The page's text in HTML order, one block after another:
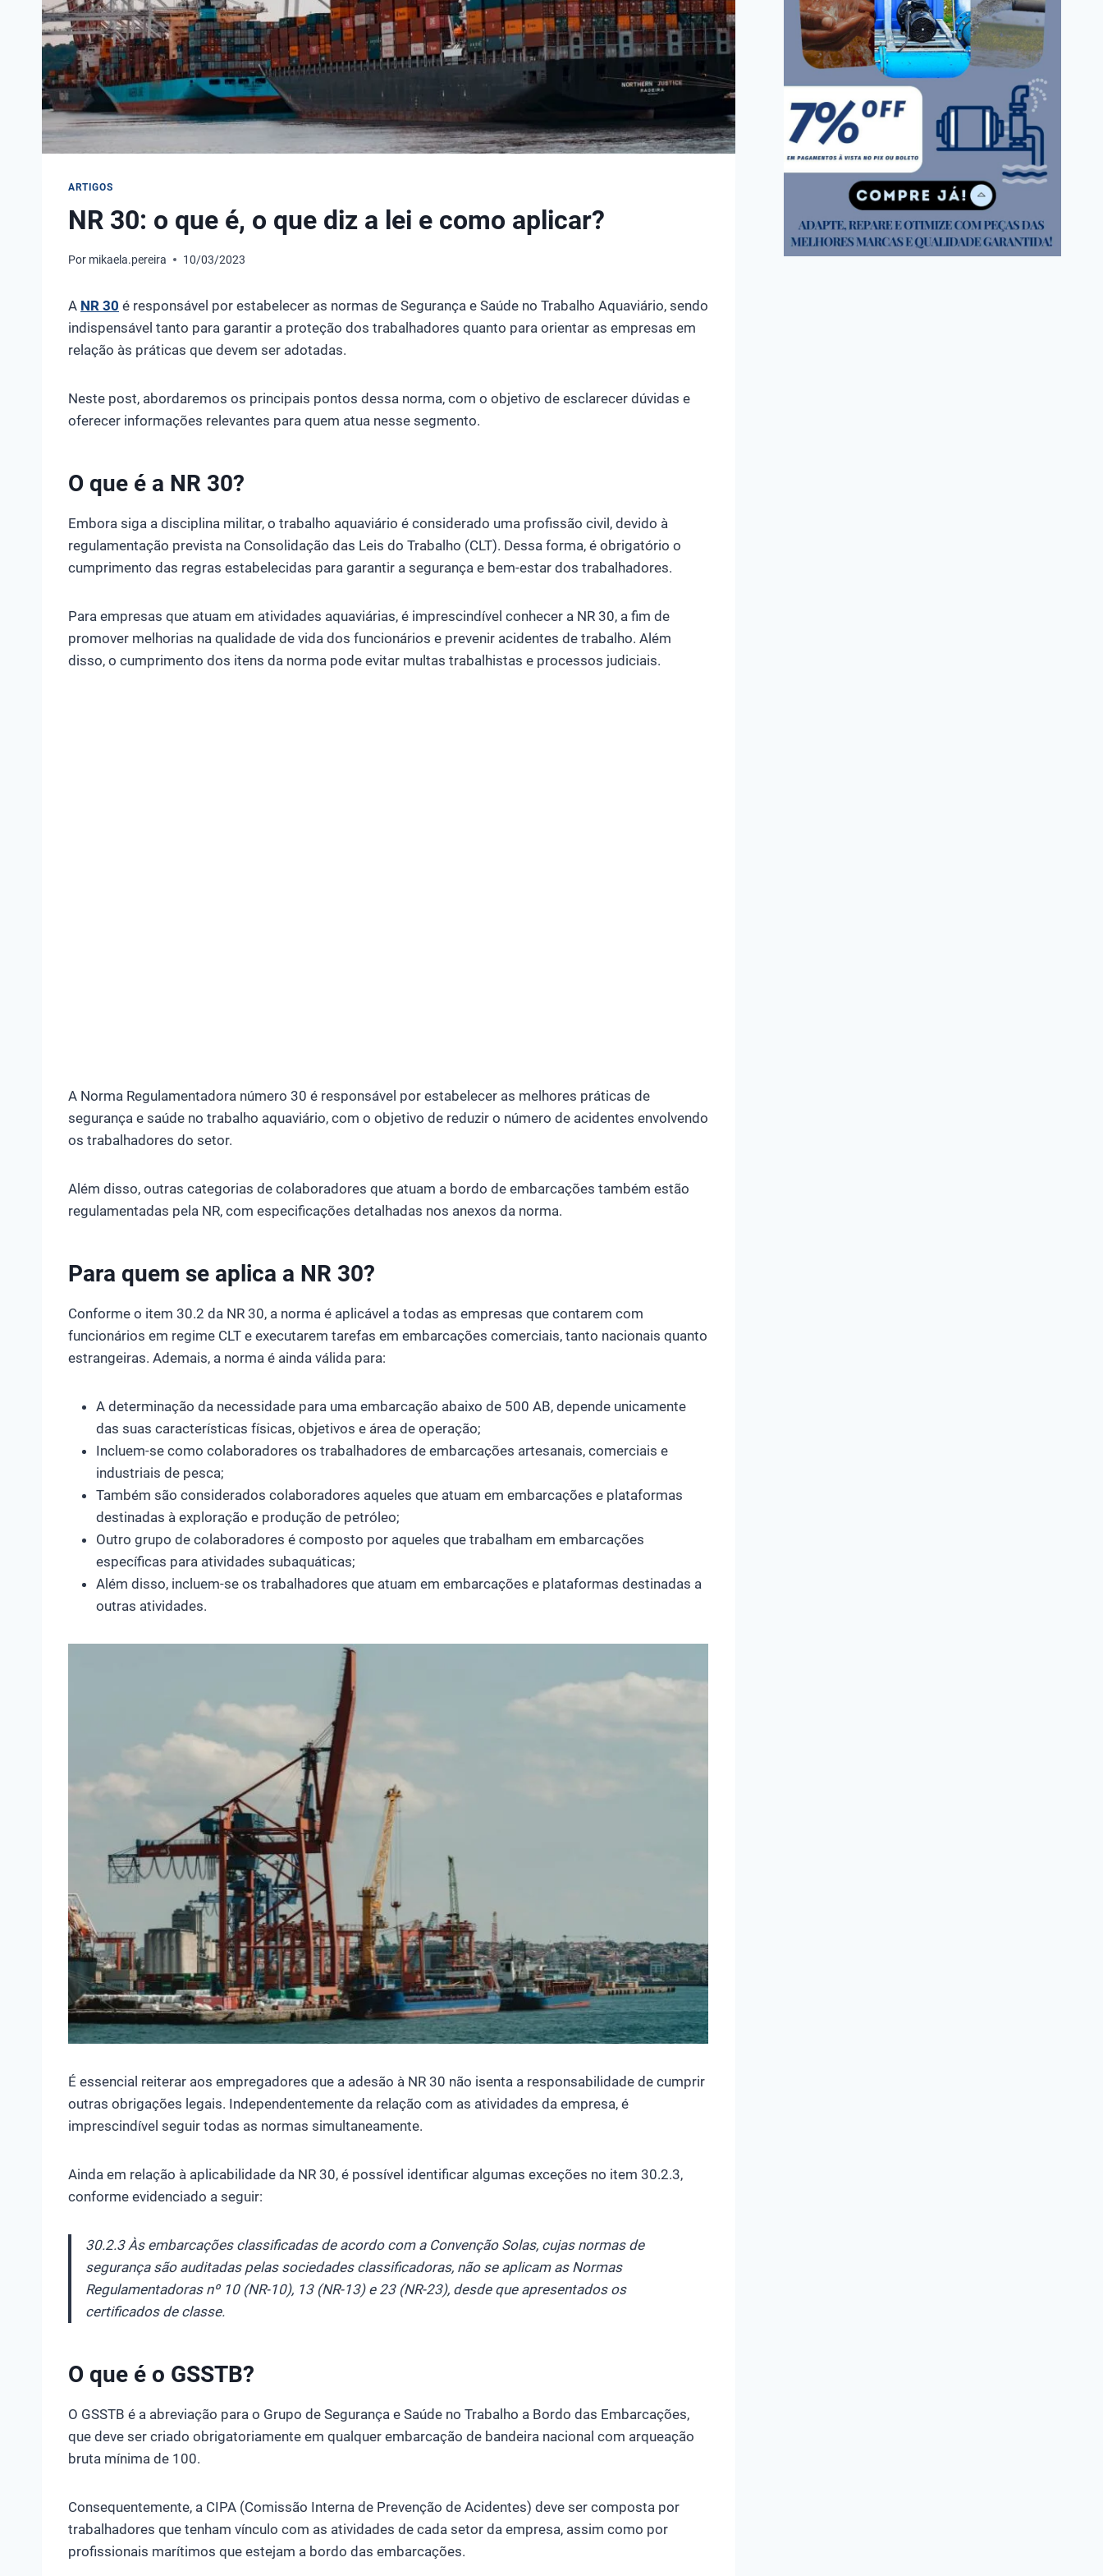
ARTIGOS
NR 30: o que é, o que diz a lei e como aplicar?
Por mikaela.pereira 10/03/2023
A NR 30 é responsável por estabelecer as normas de Segurança e Saúde no Trabalho Aquaviário, sendo
indispensável tanto para garantir a proteção dos trabalhadores quanto para orientar as empresas em
relação às práticas que devem ser adotadas.
Neste post, abordaremos os principais pontos dessa norma, com o objetivo de esclarecer dúvidas e
oferecer informações relevantes para quem atua nesse segmento.
O que é a NR 30?
Embora siga a disciplina militar, o trabalho aquaviário é considerado uma profissão civil, devido à
regulamentação prevista na Consolidação das Leis do Trabalho (CLT). Dessa forma, é obrigatório o
cumprimento das regras estabelecidas para garantir a segurança e bem-estar dos trabalhadores.
Para empresas que atuam em atividades aquaviárias, é imprescindível conhecer a NR 30, a fim de
promover melhorias na qualidade de vida dos funcionários e prevenir acidentes de trabalho. Além
disso, o cumprimento dos itens da norma pode evitar multas trabalhistas e processos judiciais.
A Norma Regulamentadora número 30 é responsável por estabelecer as melhores práticas de
segurança e saúde no trabalho aquaviário, com o objetivo de reduzir o número de acidentes envolvendo
os trabalhadores do setor.
Além disso, outras categorias de colaboradores que atuam a bordo de embarcações também estão
regulamentadas pela NR, com especificações detalhadas nos anexos da norma.
Para quem se aplica a NR 30?
Conforme o item 30.2 da NR 30, a norma é aplicável a todas as empresas que contarem com
funcionários em regime CLT e executarem tarefas em embarcações comerciais, tanto nacionais quanto
estrangeiras. Ademais, a norma é ainda válida para:
A determinação da necessidade para uma embarcação abaixo de 500 AB, depende unicamente
das suas características físicas, objetivos e área de operação;
Incluem-se como colaboradores os trabalhadores de embarcações artesanais, comerciais e
industriais de pesca;
Também são considerados colaboradores aqueles que atuam em embarcações e plataformas
destinadas à exploração e produção de petróleo;
Outro grupo de colaboradores é composto por aqueles que trabalham em embarcações
específicas para atividades subaquáticas;
Além disso, incluem-se os trabalhadores que atuam em embarcações e plataformas destinadas a
outras atividades.
É essencial reiterar aos empregadores que a adesão à NR 30 não isenta a responsabilidade de cumprir
outras obrigações legais. Independentemente da relação com as atividades da empresa, é
imprescindível seguir todas as normas simultaneamente.
Ainda em relação à aplicabilidade da NR 30, é possível identificar algumas exceções no item 30.2.3,
conforme evidenciado a seguir:
30.2.3 Às embarcações classificadas de acordo com a Convenção Solas, cujas normas de
segurança são auditadas pelas sociedades classificadoras, não se aplicam as Normas
Regulamentadoras nº 10 (NR-10), 13 (NR-13) e 23 (NR-23), desde que apresentados os
certificados de classe.
O que é o GSSTB?
O GSSTB é a abreviação para o Grupo de Segurança e Saúde no Trabalho a Bordo das Embarcações,
que deve ser criado obrigatoriamente em qualquer embarcação de bandeira nacional com arqueação
bruta mínima de 100.
Consequentemente, a CIPA (Comissão Interna de Prevenção de Acidentes) deve ser composta por
trabalhadores que tenham vínculo com as atividades de cada setor da empresa, assim como por
profissionais marítimos que estejam a bordo das embarcações.